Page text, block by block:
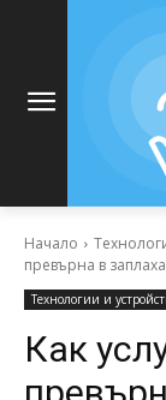
Начало
превърна в
Технологии и
Как